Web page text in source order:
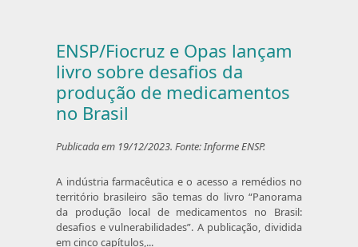
ENSP/Fiocruz e Opas lançam
livro sobre desafios da
produção de medicamentos
no Brasil
Publicada em 19/12/2023. Fonte: Informe ENSP.
A indústria farmacêutica e o acesso a remédios no
território brasileiro são temas do livro “Panorama
da produção local de medicamentos no Brasil:
desafios e vulnerabilidades”. A publicação, dividida
em cinco capítulos,...